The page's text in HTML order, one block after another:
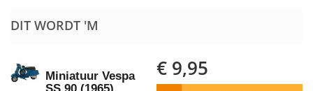
DIT WORDT 'M
Miniatuur Vespa
€ 9,95